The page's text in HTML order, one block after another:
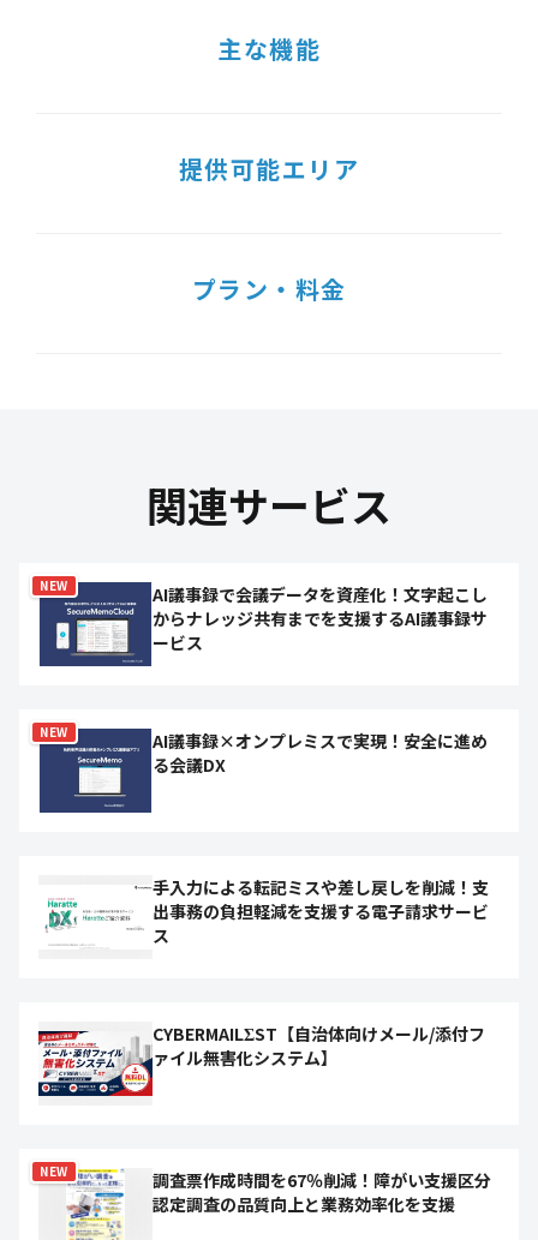
主な機能
提供可能エリア
プラン・料金
関連サービス
NEW
AI議事録で会議データを資産化！文字起こし
からナレッジ共有までを支援するAI議事録サ
ービス
NEW
AI議事録×オンプレミスで実現！安全に進め
る会議DX
手入力による転記ミスや差し戻しを削減！支
出事務の負担軽減を支援する電子請求サービ
ス
CYBERMAILΣST【自治体向けメール/添付フ
ァイル無害化システム】
NEW
調査票作成時間を67％削減！障がい支援区分
認定調査の品質向上と業務効率化を支援